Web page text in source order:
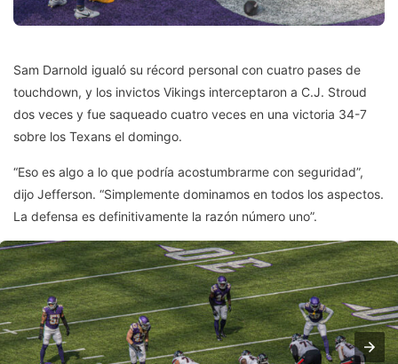
Sam Darnold igualó su récord personal con cuatro pases de
touchdown, y los invictos Vikings interceptaron a C.J. Stroud
dos veces y fue saqueado cuatro veces en una victoria 34-7
sobre los Texans el domingo.
“Eso es algo a lo que podría acostumbrarme con seguridad”,
dijo Jefferson. “Simplemente dominamos en todos los aspectos.
La defensa es definitivamente la razón número uno”.